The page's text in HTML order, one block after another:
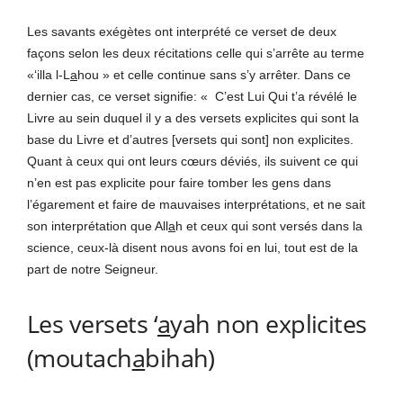
Les savants exégètes ont interprété ce verset de deux
façons selon les deux récitations celle qui s’arrête au terme
«‘illa l-Lahou » et celle continue sans s’y arrêter. Dans ce
dernier cas, ce verset signifie: « C’est Lui Qui t’a révélé le
Livre au sein duquel il y a des versets explicites qui sont la
base du Livre et d’autres [versets qui sont] non explicites.
Quant à ceux qui ont leurs cœurs déviés, ils suivent ce qui
n’en est pas explicite pour faire tomber les gens dans
l’égarement et faire de mauvaises interprétations, et ne sait
son interprétation que Allah et ceux qui sont versés dans la
science, ceux-là disent nous avons foi en lui, tout est de la
part de notre Seigneur.
Les versets ‘ayah non explicites
(moutachabihah)